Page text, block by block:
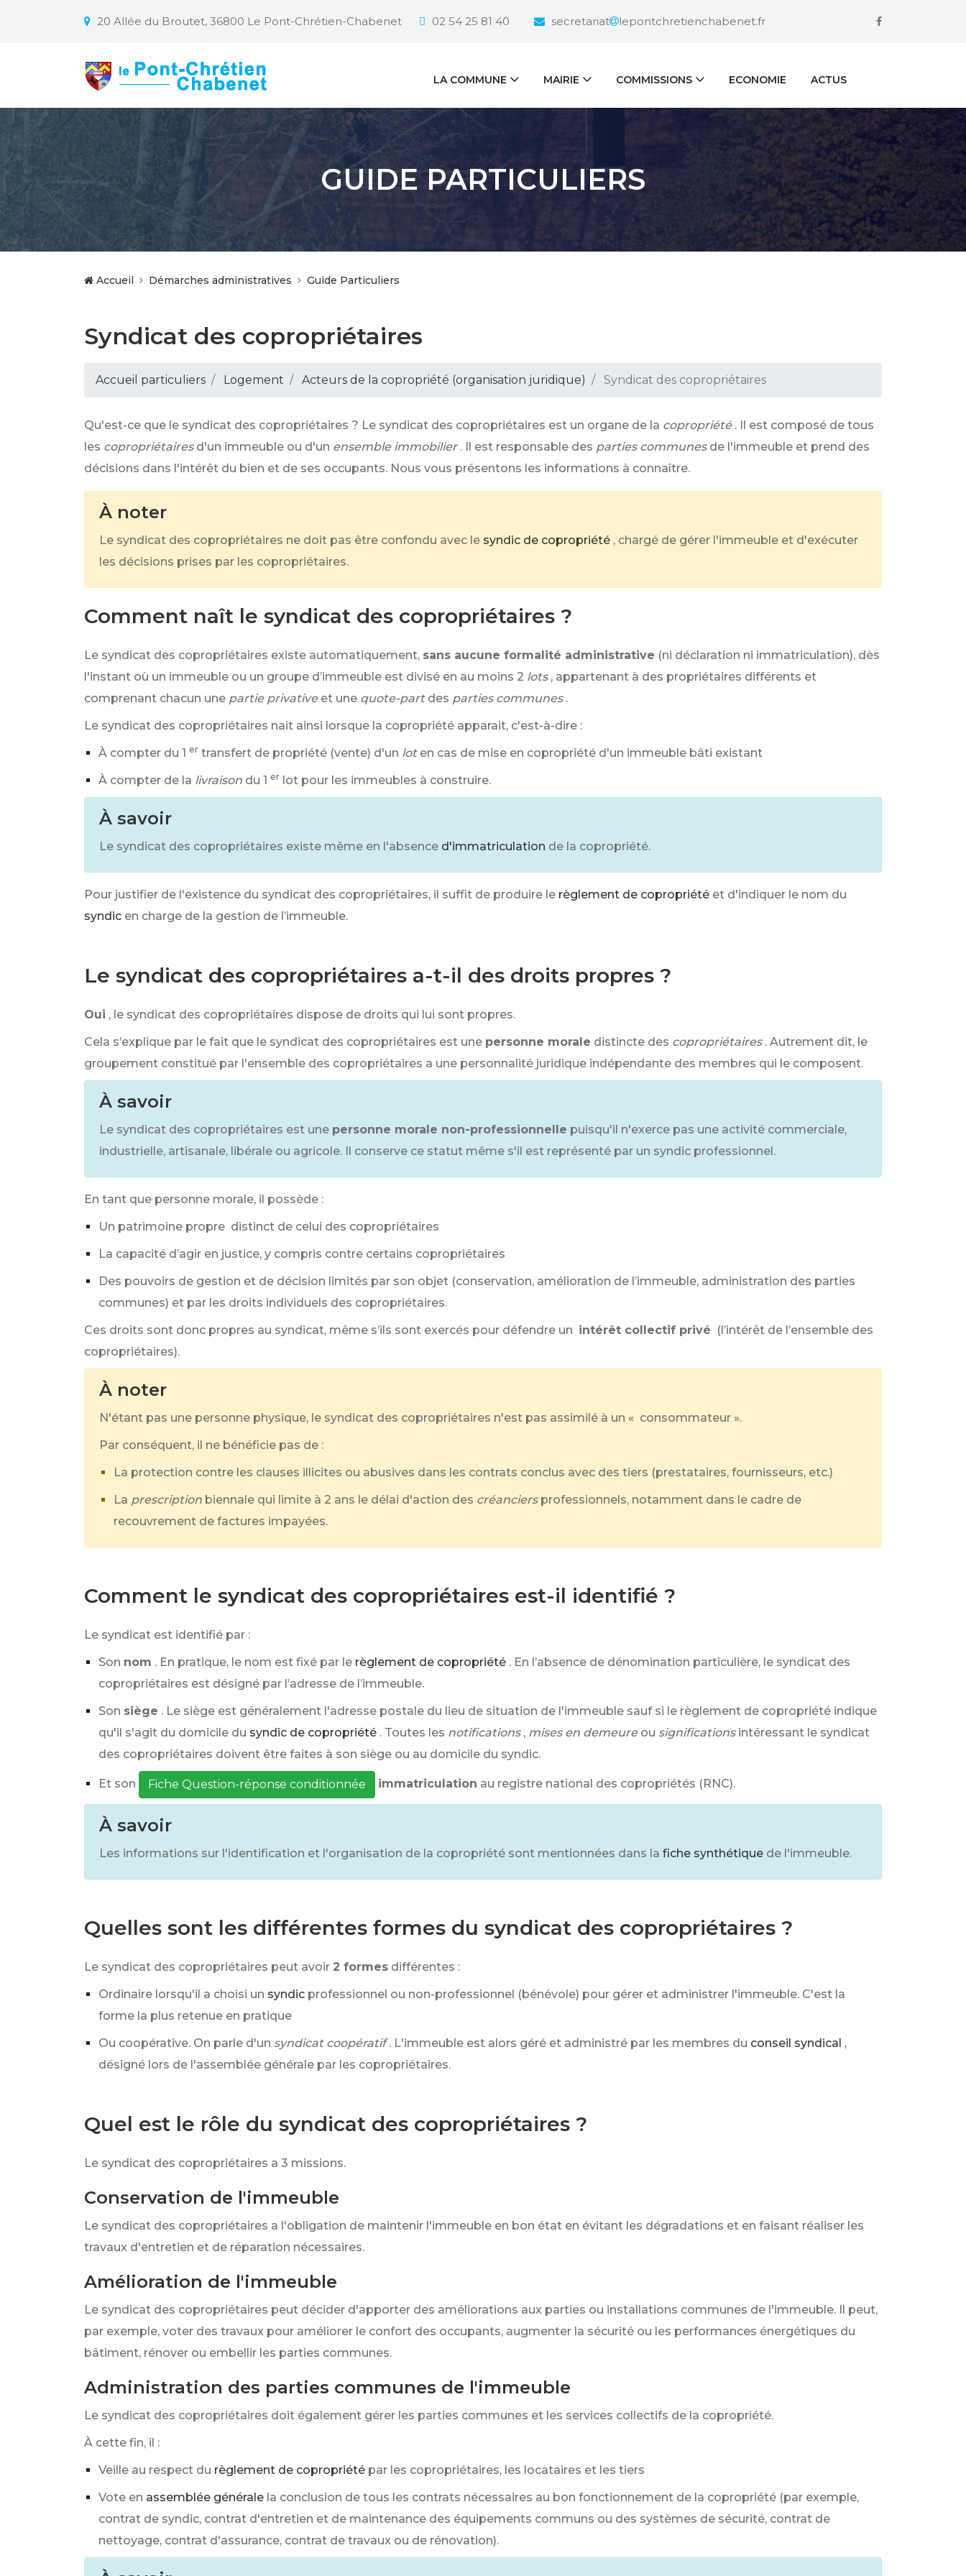
20 Allée du Broutet, 36800 Le Pont-Chrétien-Chabenet 02 54 25 81 40 secretariat lepontchretienchabenet.fr
LA COMMUNE MAIRIE COMMISSIONS ECONOMIE ACTUS
GUIDE PARTICULIERS
Accueil Démarches administratives Guide Particuliers
Syndicat des copropriétaires
Accueil particuliers Logement Acteurs de la copropriété (organisation juridique) Syndicat des copropriétaires
Qu'est-ce que le syndicat des copropriétaires ? Le syndicat des copropriétaires est un organe de la copropriété . Il est composé de tous
les copropriétaires d'un immeuble ou d'un ensemble immobilier . Il est responsable des parties communes de l'immeuble et prend des
décisions dans l'intérêt du bien et de ses occupants. Nous vous présentons les informations à connaître.
À noter
Le syndicat des copropriétaires ne doit pas être confondu avec le syndic de copropriété , chargé de gérer l'immeuble et d'exécuter
les décisions prises par les copropriétaires.
Comment naît le syndicat des copropriétaires ?
Le syndicat des copropriétaires existe automatiquement, sans aucune formalité administrative (ni déclaration ni immatriculation), dès
l'instant où un immeuble ou un groupe d’immeuble est divisé en au moins 2 lots , appartenant à des propriétaires différents et
comprenant chacun une partie privative et une quote-part des parties communes .
Le syndicat des copropriétaires nait ainsi lorsque la copropriété apparait, c'est-à-dire :
À compter du 1 er transfert de propriété (vente) d'un lot en cas de mise en copropriété d'un immeuble bâti existant
À compter de la livraison du 1 er lot pour les immeubles à construire.
À savoir
Le syndicat des copropriétaires existe même en l'absence d'immatriculation de la copropriété.
Pour justifier de l'existence du syndicat des copropriétaires, il suffit de produire le règlement de copropriété et d'indiquer le nom du
syndic en charge de la gestion de l’immeuble.
Le syndicat des copropriétaires a-t-il des droits propres ?
Oui , le syndicat des copropriétaires dispose de droits qui lui sont propres.
Cela s’explique par le fait que le syndicat des copropriétaires est une personne morale distincte des copropriétaires . Autrement dit, le
groupement constitué par l'ensemble des copropriétaires a une personnalité juridique indépendante des membres qui le composent.
À savoir
Le syndicat des copropriétaires est une personne morale non-professionnelle puisqu'il n'exerce pas une activité commerciale,
industrielle, artisanale, libérale ou agricole. Il conserve ce statut même s'il est représenté par un syndic professionnel.
En tant que personne morale, il possède :
Un patrimoine propre distinct de celui des copropriétaires
La capacité d’agir en justice, y compris contre certains copropriétaires
Des pouvoirs de gestion et de décision limités par son objet (conservation, amélioration de l’immeuble, administration des parties
communes) et par les droits individuels des copropriétaires.
Ces droits sont donc propres au syndicat, même s’ils sont exercés pour défendre un intérêt collectif privé (l’intérêt de l’ensemble des
copropriétaires).
À noter
N'étant pas une personne physique, le syndicat des copropriétaires n'est pas assimilé à un « consommateur ».
Par conséquent, il ne bénéficie pas de :
La protection contre les clauses illicites ou abusives dans les contrats conclus avec des tiers (prestataires, fournisseurs, etc.)
La prescription biennale qui limite à 2 ans le délai d'action des créanciers professionnels, notamment dans le cadre de
recouvrement de factures impayées.
Comment le syndicat des copropriétaires est-il identifié ?
Le syndicat est identifié par :
Son nom . En pratique, le nom est fixé par le règlement de copropriété . En l’absence de dénomination particulière, le syndicat des
copropriétaires est désigné par l’adresse de l’immeuble.
Son siège . Le siège est généralement l'adresse postale du lieu de situation de l'immeuble sauf si le règlement de copropriété indique
qu'il s'agit du domicile du syndic de copropriété . Toutes les notifications , mises en demeure ou significations intéressant le syndicat
des copropriétaires doivent être faites à son siège ou au domicile du syndic.
Et son Fiche Question-réponse conditionnée immatriculation au registre national des copropriétés (RNC).
À savoir
Les informations sur l'identification et l'organisation de la copropriété sont mentionnées dans la fiche synthétique de l'immeuble.
Quelles sont les différentes formes du syndicat des copropriétaires ?
Le syndicat des copropriétaires peut avoir 2 formes différentes :
Ordinaire lorsqu'il a choisi un syndic professionnel ou non-professionnel (bénévole) pour gérer et administrer l'immeuble. C'est la
forme la plus retenue en pratique
Ou coopérative. On parle d'un syndicat coopératif . L'immeuble est alors géré et administré par les membres du conseil syndical ,
désigné lors de l'assemblée générale par les copropriétaires.
Quel est le rôle du syndicat des copropriétaires ?
Le syndicat des copropriétaires a 3 missions.
Conservation de l'immeuble
Le syndicat des copropriétaires a l'obligation de maintenir l'immeuble en bon état en évitant les dégradations et en faisant réaliser les
travaux d'entretien et de réparation nécessaires.
Amélioration de l'immeuble
Le syndicat des copropriétaires peut décider d'apporter des améliorations aux parties ou installations communes de l'immeuble. Il peut,
par exemple, voter des travaux pour améliorer le confort des occupants, augmenter la sécurité ou les performances énergétiques du
bâtiment, rénover ou embellir les parties communes.
Administration des parties communes de l'immeuble
Le syndicat des copropriétaires doit également gérer les parties communes et les services collectifs de la copropriété.
À cette fin, il :
Veille au respect du règlement de copropriété par les copropriétaires, les locataires et les tiers
Vote en assemblée générale la conclusion de tous les contrats nécessaires au bon fonctionnement de la copropriété (par exemple,
contrat de syndic, contrat d'entretien et de maintenance des équipements communs ou des systèmes de sécurité, contrat de
nettoyage, contrat d'assurance, contrat de travaux ou de rénovation).